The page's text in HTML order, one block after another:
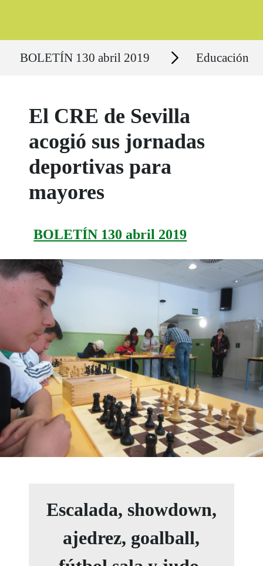
BOLETÍN 130 abril 2019 Secciones Educación
El CRE de Sevilla
acogió sus jornadas
deportivas para
mayores
BOLETÍN 130 abril 2019
Escalada, showdown,
ajedrez, goalball,